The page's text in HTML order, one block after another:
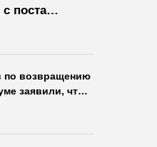
поста
по возвращению
заявили, что